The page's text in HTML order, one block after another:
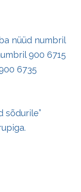
nüüd numbril
900 6715
6735
sõdurile”